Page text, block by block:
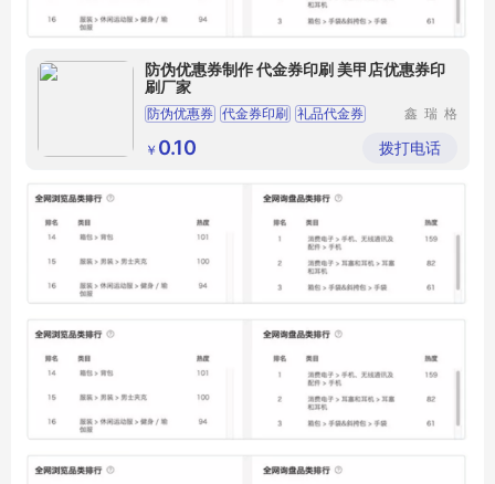
防伪优惠券制作 代金券印刷 美甲店优惠券印
刷厂家
防伪优惠券 代金券印刷 礼品代金券
鑫瑞格
科技有限
公司
￥ 0.10 拨打电话